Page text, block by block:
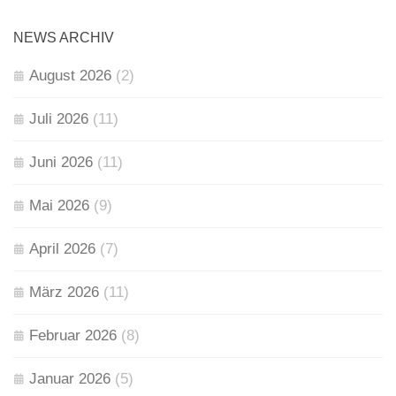
NEWS ARCHIV
August 2026 (2)
Juli 2026 (11)
Juni 2026 (11)
Mai 2026 (9)
April 2026 (7)
März 2026 (11)
Februar 2026 (8)
Januar 2026 (5)